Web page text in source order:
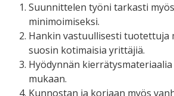
Suunnittelen työni tarkasti
minimoimiseksi.
Hankin vastuullisesti tuotettuja
suosin kotimaisia yrittäjiä.
Hyödynnän
mukaan.
Kunnostan ja korjaan myös